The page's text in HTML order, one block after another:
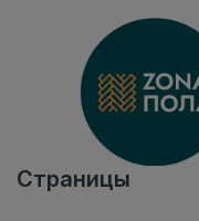
Страницы